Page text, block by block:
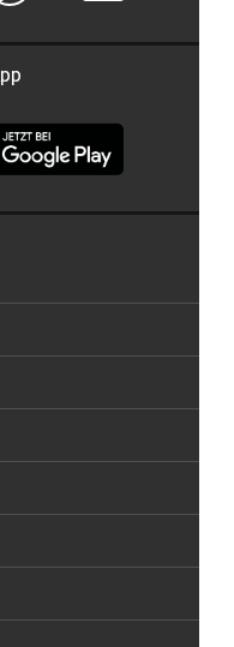
App Store
Salzburg im